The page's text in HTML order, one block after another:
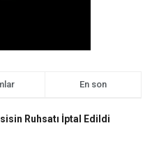
En son
Ruhsatı İptal Edildi